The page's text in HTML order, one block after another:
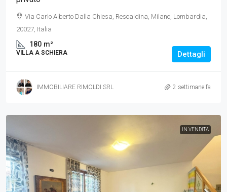
Via Carlo Alberto Dalla Chiesa, Rescaldina, Milano, Lombardia,
20027, Italia
180 m²
VILLA A SCHIERA Dettagli
IMMOBILIARE RIMOLDI SRL 2 settimane fa
IN VENDITA